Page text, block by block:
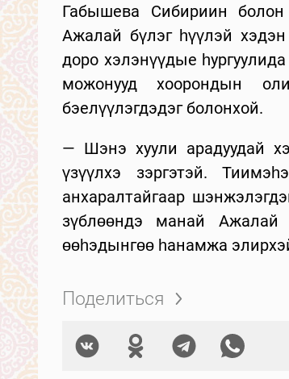
Габышева Сибириин
Ажалай бүлэг һүүлэй
доро хэлэнүүдые
можонууд хоорондын
бэелүүлэгдэдэг болонхой.
— Шэнэ хуули арадуудай
үзүүлхэ зэргэтэй.
анхаралтайгаар
зүблөөндэ манай
өөһэдынгөө һанамжа
Поделиться